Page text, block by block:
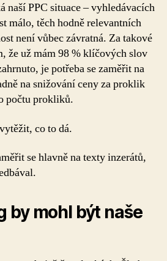
naší PPC situace – vyhledávacích
málo, těch hodně relevantních
není vůbec závratná. Za takové
že už mám 98 % klíčových slov
je potřeba se zaměřit na
na snižování ceny za proklik
počtu prokliků.
co to dá.
se hlavně na texty inzerátů,
by mohl být naše